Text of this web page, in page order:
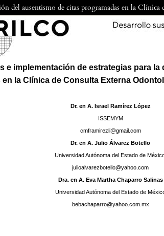
del ausentismo de citas programadas en la